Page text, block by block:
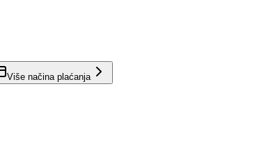
Više načina plaćanja